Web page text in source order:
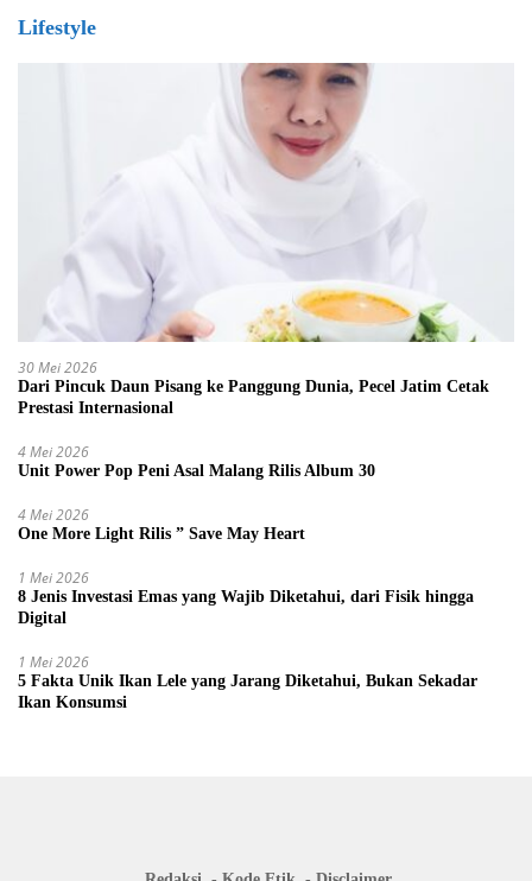
Lifestyle
30 Mei 2026
Dari Pincuk Daun Pisang ke Panggung Dunia, Pecel Jatim Cetak
Prestasi Internasional
4 Mei 2026
Unit Power Pop Peni Asal Malang Rilis Album 30
4 Mei 2026
One More Light Rilis ” Save May Heart
1 Mei 2026
8 Jenis Investasi Emas yang Wajib Diketahui, dari Fisik hingga
Digital
1 Mei 2026
5 Fakta Unik Ikan Lele yang Jarang Diketahui, Bukan Sekadar
Ikan Konsumsi